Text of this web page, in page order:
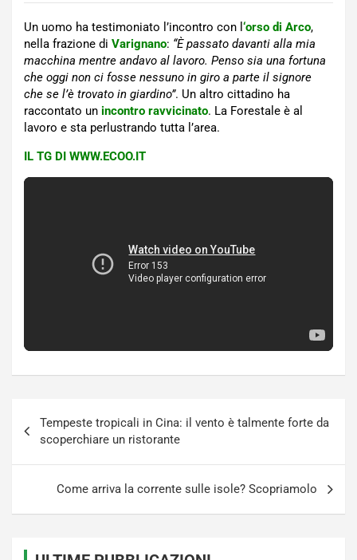
Un uomo ha testimoniato l’incontro con l ‘orso di Arco,
nella frazione di Varignano: “È passato davanti alla mia
macchina mentre andavo al lavoro. Penso sia una fortuna
che oggi non ci fosse nessuno in giro a parte il signore
che se l’è trovato in giardino”. Un altro cittadino ha
raccontato un incontro ravvicinato. La Forestale è al
lavoro e sta perlustrando tutta l’area.
IL TG DI WWW.ECOO.IT
articoli
Tempeste tropicali in Cina: il vento è talmente forte da
scoperchiare un ristorante
Come arriva la corrente sulle isole? Scopriamolo